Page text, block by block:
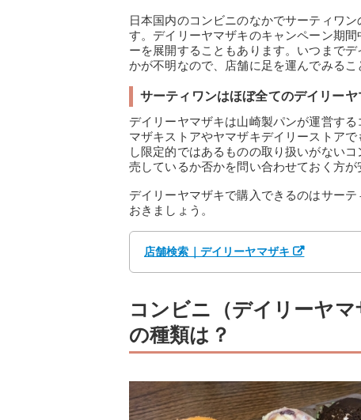
日本国内のコンビニのなかでサーティワ
す。デイリーヤマザキのキャンペーン期
ーを展開することもあります。いつまで
かが不明なので、店舗に足を運んでみるこ
サーティワンはほぼ全てのデイリー
デイリーヤマザキは山崎製パンが運営す
マザキストアやヤマザキデイリーストア
し限定的ではあるものの取り扱いがない
売しているか否かを問い合わせておく方が
デイリーヤマザキで購入できるのはサー
おきましょう。
店舗検索｜デイリーヤマザキ
コンビニ（デイリーヤ
の種類は？